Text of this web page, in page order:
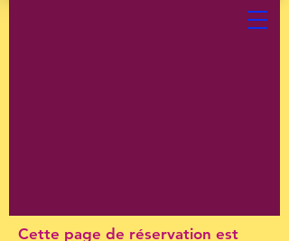
Cette page de réservation est